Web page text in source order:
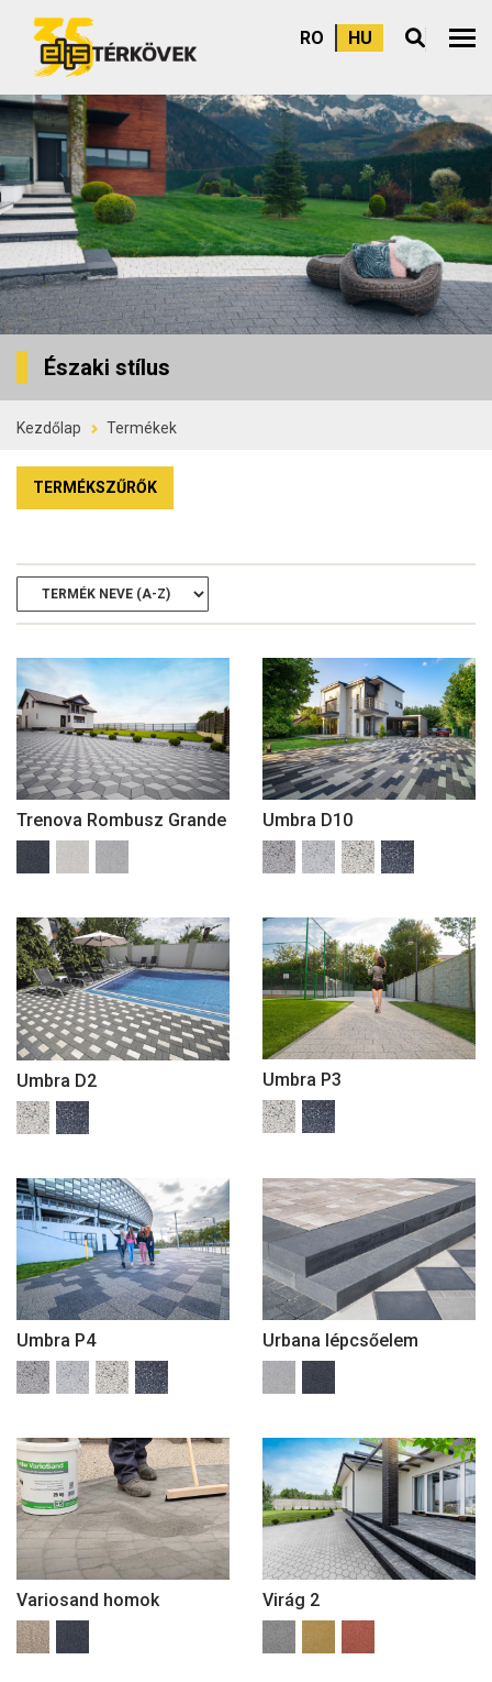
RO HU
Északi stílus
Kezdőlap Termékek
TERMÉKSZŰRŐK
Trenova Rombusz Grande Umbra D10
Umbra D2 Umbra P3
Umbra P4 Urbana lépcsőelem
Variosand homok Virág 2